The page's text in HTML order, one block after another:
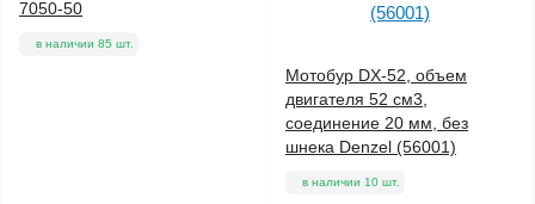
7050-50
в наличии 85 шт.
Мотобур DX-52, объем
двигателя 52 см3,
соединение 20 мм, без
шнека Denzel (56001)
в наличии 10 шт.